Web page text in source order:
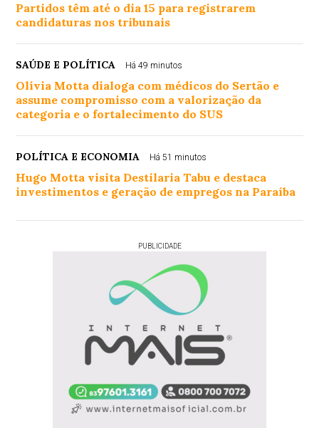
Partidos têm até o dia 15 para registrarem
candidaturas nos tribunais
SAÚDE E POLÍTICA Há 49 minutos
Olívia Motta dialoga com médicos do Sertão e
assume compromisso com a valorização da
categoria e o fortalecimento do SUS
POLÍTICA E ECONOMIA Há 51 minutos
Hugo Motta visita Destilaria Tabu e destaca
investimentos e geração de empregos na Paraíba
PUBLICIDADE